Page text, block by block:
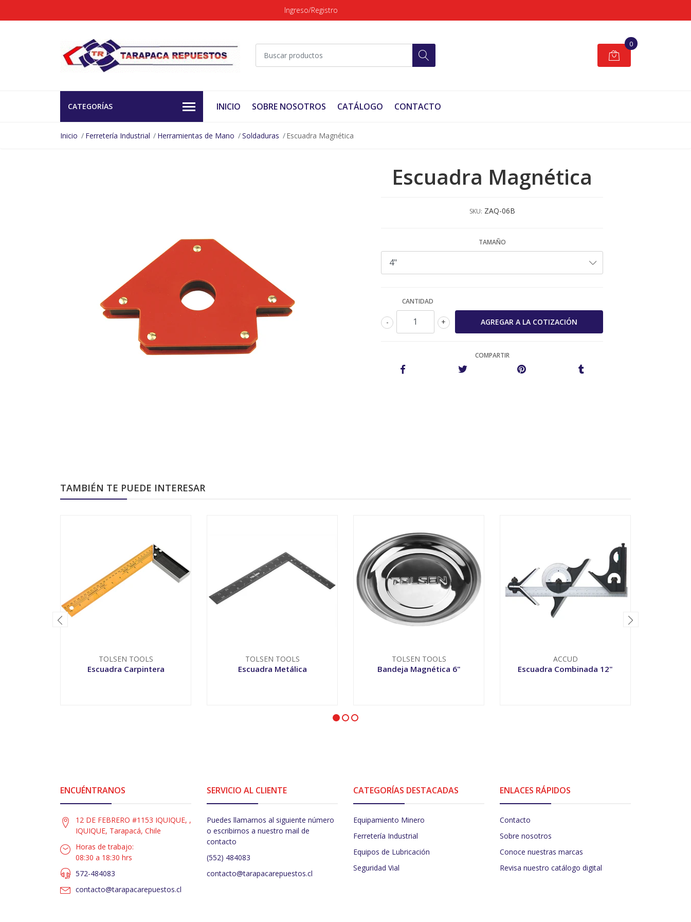
Ingreso/Registro
0
CATEGORÍAS INICIO SOBRE NOSOTROS CATÁLOGO CONTACTO
Inicio Ferretería Industrial Herramientas de Mano Soldaduras Escuadra Magnética
Escuadra Magnética
SKU: ZAQ-06B
TAMAÑO
CANTIDAD
+
-
COMPARTIR
TAMBIÉN TE PUEDE INTERESAR
TOLSEN TOOLS
Escuadra Carpintera
TOLSEN TOOLS
Escuadra Metálica
TOLSEN TOOLS
Bandeja Magnética 6"
ACCUD
Escuadra Combinada 12"
ENCUÉNTRANOS
12 DE FEBRERO #1153 IQUIQUE, ,
IQUIQUE, Tarapacá, Chile
Horas de trabajo:
08:30 a 18:30 hrs
572-484083
contacto@tarapacarepuestos.cl
SERVICIO AL CLIENTE
Puedes llamarnos al siguiente número
o escribirnos a nuestro mail de
contacto
(552) 484083
contacto@tarapacarepuestos.cl
CATEGORÍAS DESTACADAS
Equipamiento Minero
Ferretería Industrial
Equipos de Lubricación
Seguridad Vial
ENLACES RÁPIDOS
Contacto
Sobre nosotros
Conoce nuestras marcas
Revisa nuestro catálogo digital